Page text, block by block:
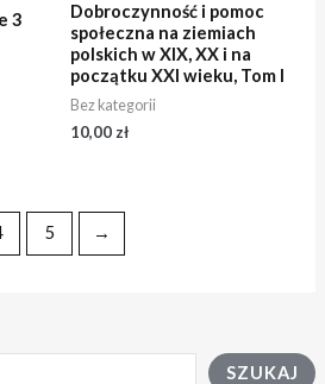
SZUKAJ
3
Dobroczynność i pomoc
społeczna na ziemiach
polskich w XIX, XX i na
początku XXI wieku, Tom I
Bez kategorii
10,00 zł
5 →